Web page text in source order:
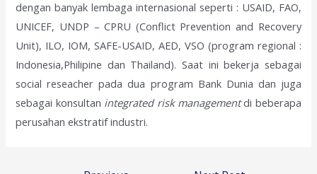
dengan banyak lembaga internasional seperti : USAID, FAO,
UNICEF, UNDP – CPRU (Conflict Prevention and Recovery
Unit), ILO, IOM, SAFE-USAID, AED, VSO (program regional :
Indonesia,Philipine dan Thailand). Saat ini bekerja sebagai
social reseacher pada dua program Bank Dunia dan juga
sebagai konsultan integrated risk managementdi beberapa
perusahan ekstratif industri.